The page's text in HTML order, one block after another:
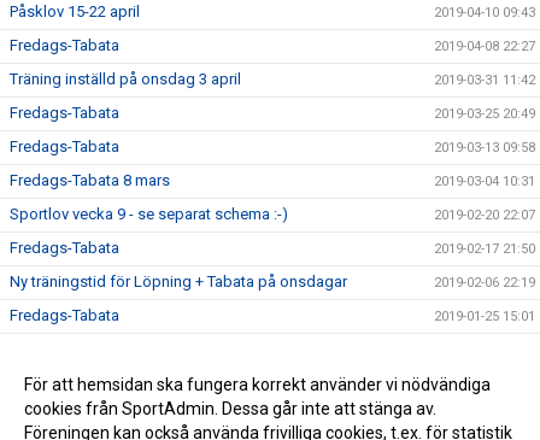
Påsklov 15-22 april 2019-04-10 09:43
Fredags-Tabata 2019-04-08 22:27
Träning inställd på onsdag 3 april 2019-03-31 11:42
Fredags-Tabata 2019-03-25 20:49
Fredags-Tabata 2019-03-13 09:58
Fredags-Tabata 8 mars 2019-03-04 10:31
Sportlov vecka 9 - se separat schema :-) 2019-02-20 22:07
Fredags-Tabata 2019-02-17 21:50
Ny träningstid för Löpning + Tabata på onsdagar 2019-02-06 22:19
Fredags-Tabata 2019-01-25 15:01
Ny rutin för köp av termins- / träningskort 2018-12-22 16:09
Vårterminen börjar 14 januari 2018-12-22 16:06
För att hemsidan ska fungera korrekt använder vi nödvändiga
cookies från SportAdmin. Dessa går inte att stänga av.
Föreningen kan också använda frivilliga cookies, t.ex. för statistik